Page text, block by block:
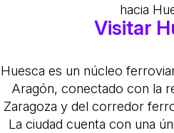
hacia
Visitar
Huesca es un núcleo
Aragón, conectado con la
Zaragoza y del corredor
La ciudad cuenta con una